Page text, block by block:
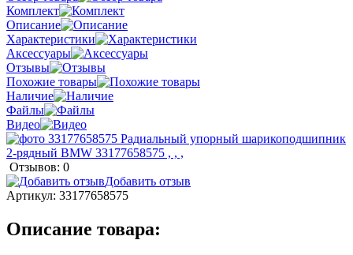
Комплект
Описание
Характеристики
Аксессуары
Отзывы
Похожие товары
Наличие
Файлы
Видео
Отзывов: 0
Добавить отзыв
Артикул: 33177658575
Описание товара: